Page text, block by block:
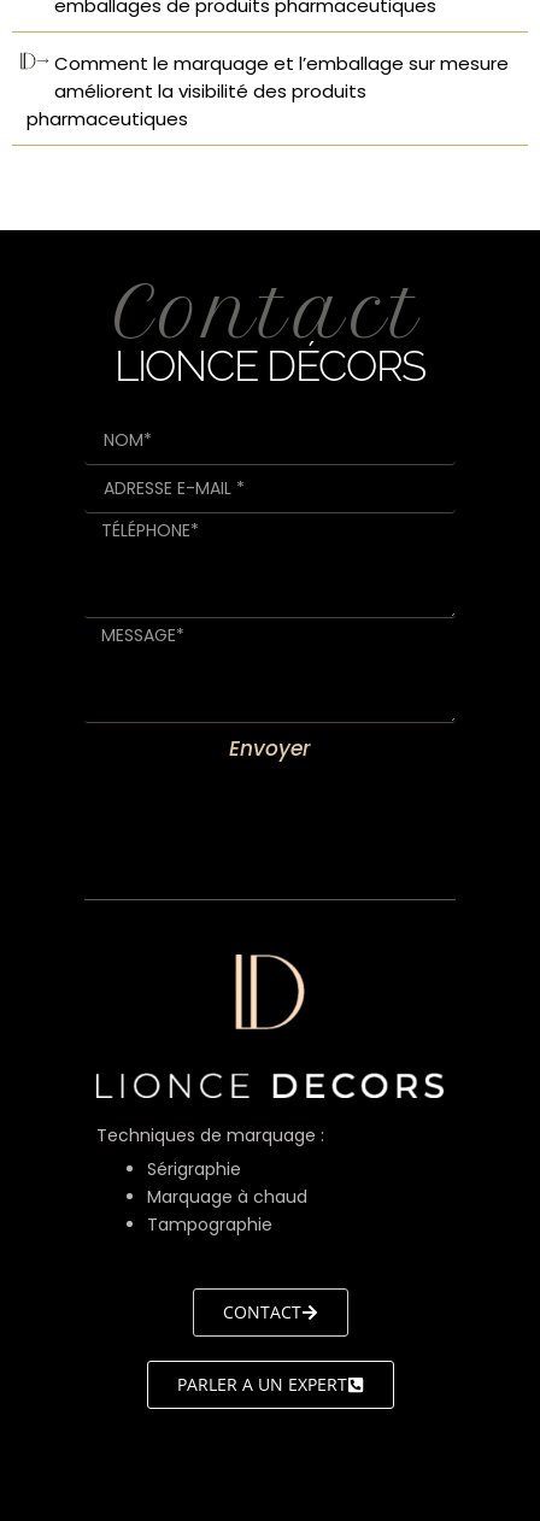
emballages de produits pharmaceutiques
Comment le marquage et l’emballage sur mesure
améliorent la visibilité des produits
pharmaceutiques
Contact
LIONCE DÉCORS
Envoyer
Techniques de marquage :
Sérigraphie
Marquage à chaud
Tampographie
CONTACT
PARLER A UN EXPERT